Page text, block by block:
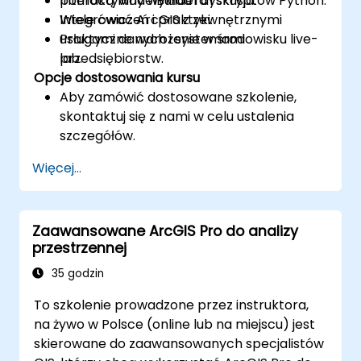
Integrować ArcGIS z zewnętrznymi
usługami danych i systemami
przedsiębiorstw.
Wiele ćwiczeń i praktyki.
Praktyczne wdrożenie w środowisku live-
lab.
Opcje dostosowania kursu
Aby zamówić dostosowane szkolenie,
skontaktuj się z nami w celu ustalenia
szczegółów.
Więcej...
Zaawansowane ArcGIS Pro do analizy
przestrzennej
35 godzin
To szkolenie prowadzone przez instruktora,
na żywo w Polsce (online lub na miejscu) jest
skierowane do zaawansowanych specjalistów